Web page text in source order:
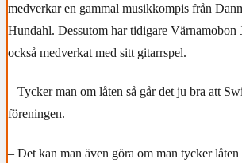
medverkar en gammal musikkompis från
Hundahl. Dessutom har tidigare Värnamobon
också medverkat med sitt gitarrspel.
– Tycker man om låten så går det ju bra att
föreningen.
– Det kan man även göra om man tycker